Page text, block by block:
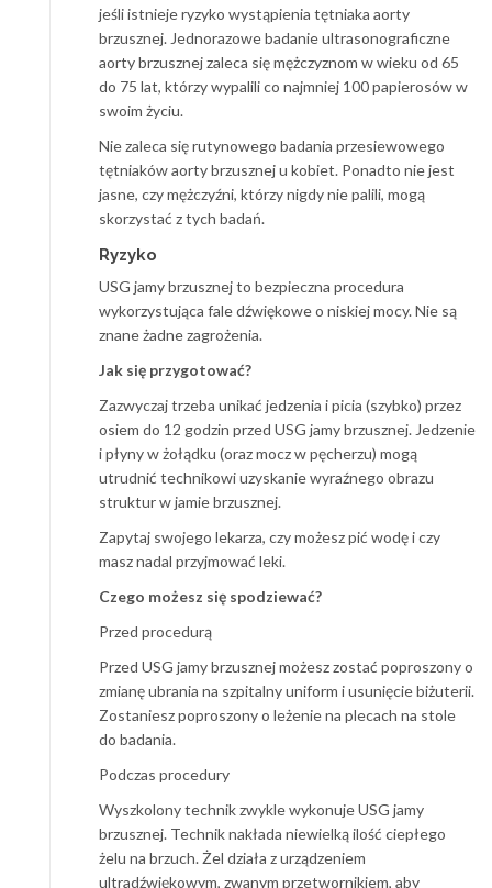
jeśli istnieje ryzyko wystąpienia tętniaka aorty
brzusznej. Jednorazowe badanie ultrasonograficzne
aorty brzusznej zaleca się mężczyznom w wieku od 65
do 75 lat, którzy wypalili co najmniej 100 papierosów w
swoim życiu.
Nie zaleca się rutynowego badania przesiewowego
tętniaków aorty brzusznej u kobiet. Ponadto nie jest
jasne, czy mężczyźni, którzy nigdy nie palili, mogą
skorzystać z tych badań.
Ryzyko
USG jamy brzusznej to bezpieczna procedura
wykorzystująca fale dźwiękowe o niskiej mocy. Nie są
znane żadne zagrożenia.
Jak się przygotować?
Zazwyczaj trzeba unikać jedzenia i picia (szybko) przez
osiem do 12 godzin przed USG jamy brzusznej. Jedzenie
i płyny w żołądku (oraz mocz w pęcherzu) mogą
utrudnić technikowi uzyskanie wyraźnego obrazu
struktur w jamie brzusznej.
Zapytaj swojego lekarza, czy możesz pić wodę i czy
masz nadal przyjmować leki.
Czego możesz się spodziewać?
Przed procedurą
Przed USG jamy brzusznej możesz zostać poproszony o
zmianę ubrania na szpitalny uniform i usunięcie biżuterii.
Zostaniesz poproszony o leżenie na plecach na stole
do badania.
Podczas procedury
Wyszkolony technik zwykle wykonuje USG jamy
brzusznej. Technik nakłada niewielką ilość ciepłego
żelu na brzuch. Żel działa z urządzeniem
ultradźwiękowym, zwanym przetwornikiem, aby